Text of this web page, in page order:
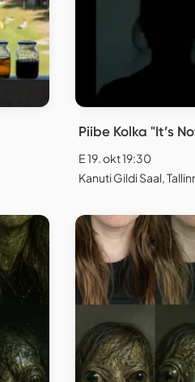
Piibe Kolka "It’s
E 19. okt 19:30
Kanuti Gildi Saal,